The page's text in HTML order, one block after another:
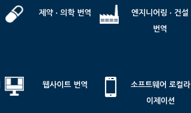
제약 · 의학 번역
엔지니어링 · 건설
번역
웹사이트 번역 
소프트웨어 로컬라
이제이션